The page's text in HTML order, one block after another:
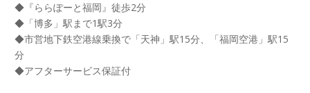
◆『ららぽーと福岡』徒歩2分
◆「博多」駅まで1駅3分
◆市営地下鉄空港線乗換で「天神」駅15分、「福岡空港」駅15
分
◆アフターサービス保証付